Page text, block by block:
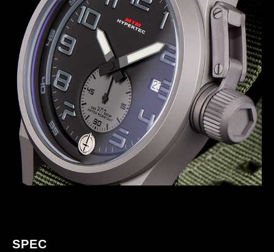
SPEC